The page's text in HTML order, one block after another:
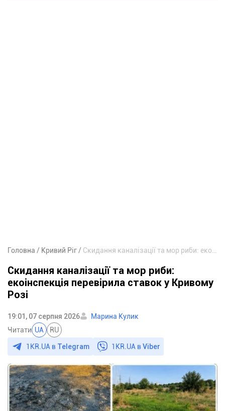
Головна Кривий Ріг
Скидання каналізації та мор риби:
екоінспекція перевірила ставок у Кривому
Розі
19:01, 07 серпня 2026
Марина Кулик
Читати UA RU
1KR.UA в Telegram 1KR.UA вViber